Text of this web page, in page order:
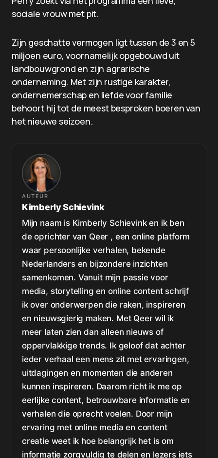
sociale vrouw met pit.
Zijn geschatte vermogen ligt tussen de 3 en 5
miljoen euro, voornamelijk opgebouwd uit
landbouwgrond en zijn agrarische
onderneming. Met zijn rustige karakter,
ondernemerschap en liefde voor familie
behoort hij tot de meest besproken boeren van
het nieuwe seizoen.
AUTEUR
Kimberly Schievink
Mijn naam is Kimberly Schievink en ik ben
de oprichter van Qeer , een online platform
waar persoonlijke verhalen, bekende
Nederlanders en bijzondere inzichten
samenkomen. Vanuit mijn passie voor
media, storytelling en online content schrijf
ik over onderwerpen die raken, inspireren
en nieuwsgierig maken. Met Qeer wil ik
meer laten zien dan alleen nieuws of
oppervlakkige trends. Ik geloof dat achter
ieder verhaal een mens zit met ervaringen,
uitdagingen en momenten die anderen
kunnen inspireren. Daarom richt ik me op
eerlijke content, betrouwbare informatie en
verhalen die oprecht voelen. Door mijn
ervaring met online media en content
creatie weet ik hoe belangrijk het is om
informatie zorgvuldig te delen en lezers iets